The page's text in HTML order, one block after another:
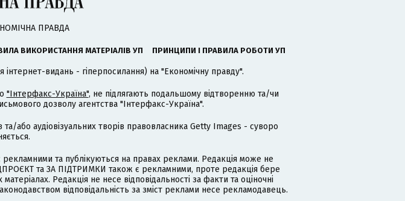
ПРАВДА
ВИКОРИСТАННЯ МАТЕРІАЛІВ УП ПРИНЦИПИ І ПРАВИЛА РОБОТИ УП
видань - гіперпосилання) на "Економічну правду".
"Інтерфакс-Україна", не підлягають подальшому відтворенню та/чи
дозволу агентства "Інтерфакс-Україна".
або аудіовізуальних творів правовласника Getty Images - суворо
та публікуються на правах реклами. Редакція може не
та ЗА ПІДТРИМКИ також є рекламними, проте редакція бере
Редакція не несе відповідальності за факти та оціночні
відповідальність за зміст реклами несе рекламодавець.